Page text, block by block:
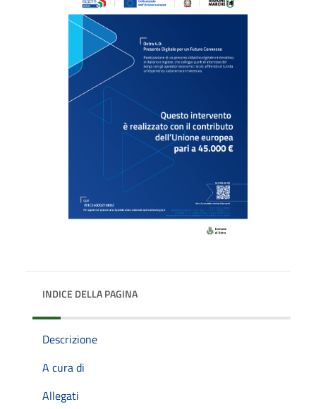
INDICE DELLA PAGINA
Descrizione
A cura di
Allegati